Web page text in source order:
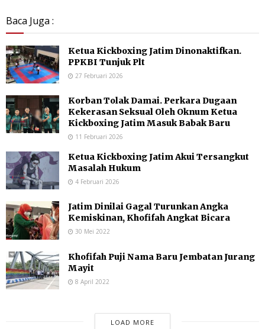
Baca Juga :
Ketua Kickboxing Jatim Dinonaktifkan.
PPKBI Tunjuk Plt
27 Februari 2026
Korban Tolak Damai. Perkara Dugaan
Kekerasan Seksual Oleh Oknum Ketua
Kickboxing Jatim Masuk Babak Baru
11 Februari 2026
Ketua Kickboxing Jatim Akui Tersangkut
Masalah Hukum
4 Februari 2026
Jatim Dinilai Gagal Turunkan Angka
Kemiskinan, Khofifah Angkat Bicara
30 Mei 2022
Khofifah Puji Nama Baru Jembatan Jurang
Mayit
8 April 2022
LOAD MORE